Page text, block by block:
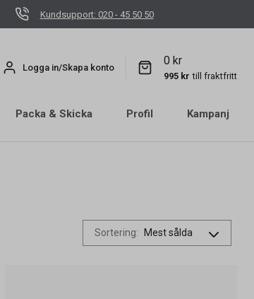
Kundsupport: 020 - 45 50 50
Logga in/Skapa konto
0 kr
995 kr till fraktfritt
Packa & Skicka Profil
Kampanj
Sortering: